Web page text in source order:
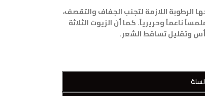
اللازمة لتجنب الجفاف والتقصف،
ناعماً وحريرياً. كما أن الزيوت الثلاثة
وتقليل تساقط الشعر.